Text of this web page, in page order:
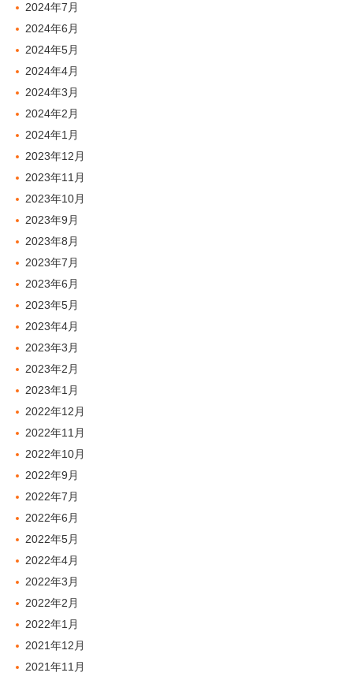
2024年7月
2024年6月
2024年5月
2024年4月
2024年3月
2024年2月
2024年1月
2023年12月
2023年11月
2023年10月
2023年9月
2023年8月
2023年7月
2023年6月
2023年5月
2023年4月
2023年3月
2023年2月
2023年1月
2022年12月
2022年11月
2022年10月
2022年9月
2022年7月
2022年6月
2022年5月
2022年4月
2022年3月
2022年2月
2022年1月
2021年12月
2021年11月